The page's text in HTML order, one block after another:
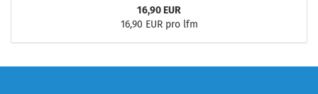
16,90 EUR
16,90 EUR pro lfm